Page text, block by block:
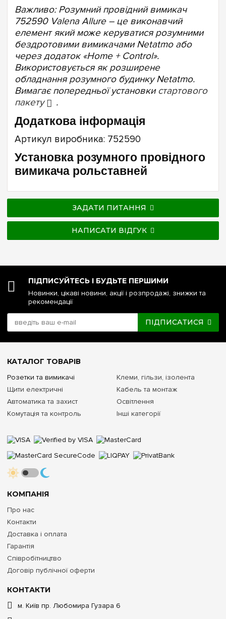
Важливо: Розумний провідний вимикач
752590 Valena Allure – це виконавчий
елемент який може керуватися розумними
бездротовими вимикачами Netatmo або
через додаток «Home + Control».
Використовується як розширене
обладнання розумного будинку Netatmo.
Вимагає попередньої установки стартового
пакету
.
Додаткова інформація
Артикул виробника: 752590
Установка розумного провідного
вимикача рольставней
ЗАДАТИ ПИТАННЯ
НАПИСАТИ ВІДГУК
ПІДПИСУЙТЕСЬ І БУДЬТЕ ПЕРШИМИ
Новинки, цікаві новини, акції і розпродажі, знижки та
рекомендації
ПІДПИСАТИСЯ
КОНТАКТИ
м. Київ пр. Любомира Гузара 6
КОМПАНІЯ
Про нас
Контакти
Доставка і оплата
Гарантія
Співробітництво
Договір публічної оферти
КАТАЛОГ ТОВАРІВ
Розетки та вимикачі
Щити електричні
Автоматика та захист
Комутація та контроль
Клеми, гільзи, ізолента
Кабель та монтаж
Освітлення
Інші категорії